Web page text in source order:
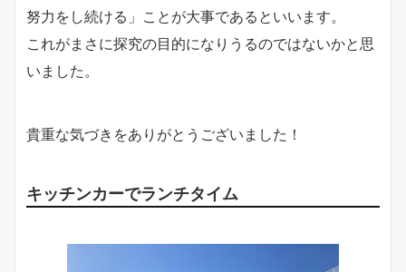
努力をし続ける」ことが大事であるといいます。
これがまさに探究の目的になりうるのではないかと思
いました。
貴重な気づきをありがとうございました！
キッチンカーでランチタイム